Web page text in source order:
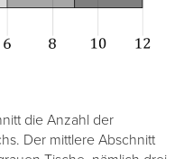
die Anzahl der
Der mittlere Abschnitt